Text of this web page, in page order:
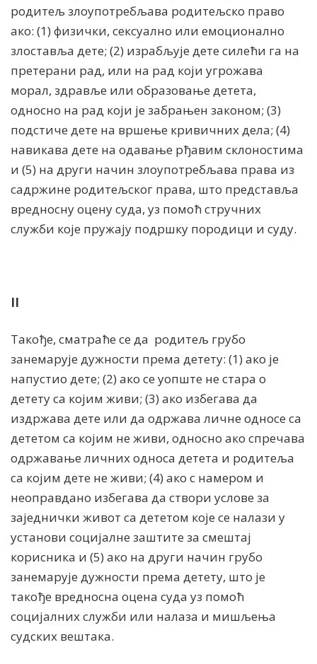
родитељ злоупотребљава родитељско право
ако: (1) физички, сексуално или емоционално
злоставља дете; (2) израбљује дете силећи га на
претерани рад, или на рад који угрожава
морал, здравље или образовање детета,
односно на рад који је забрањен законом; (3)
подстиче дете на вршење кривичних дела; (4)
навикава дете на одавање рђавим склоностима
и (5) на други начин злоупотребљава права из
садржине родитељског права, што представља
вредносну оцену суда, уз помоћ стручних
служби које пружају подршку породици и суду.
II
Такође, сматраће се да родитељ грубо
занемарује дужности према детету: (1) ако је
напустио дете; (2) ако се уопште не стара о
детету са којим живи; (3) ако избегава да
издржава дете или да одржава личне односе са
дететом са којим не живи, односно ако спречава
одржавање личних односа детета и родитеља
са којим дете не живи; (4) ако с намером и
неоправдано избегава да створи услове за
заједнички живот са дететом које се налази у
установи социјалне заштите за смештај
корисника и (5) ако на други начин грубо
занемарује дужности према детету, што је
такође вредносна оцена суда уз помоћ
социјалних служби или налаза и мишљења
судских вештака.